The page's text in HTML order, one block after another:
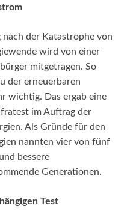
nach der Katastrophe von
wird von einer
mitgetragen. So
der erneuerbaren
wichtig. Das ergab eine
im Auftrag der
Als Gründe für den
nannten vier von fünf
bessere
Generationen.
Test